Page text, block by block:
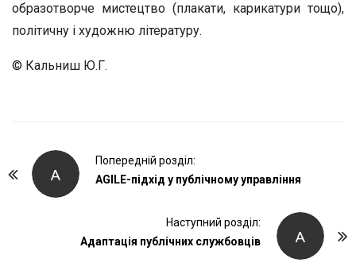
образотворче мистецтво (плакати, карикатури тощо),
політичну і художню літературу.
© Кальниш Ю.Г.
А
Попередній розділ:
АGILE-підхід у публічному управління
А
Наступний розділ:
Адаптація публічних службовців